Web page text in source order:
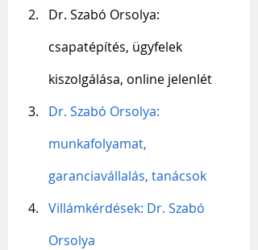
Dr. Szabó Orsolya:
csapatépítés, ügyfelek
kiszolgálása, online jelenlét
Dr. Szabó Orsolya:
munkafolyamat,
garanciavállalás, tanácsok
Villámkérdések: Dr. Szabó
Orsolya